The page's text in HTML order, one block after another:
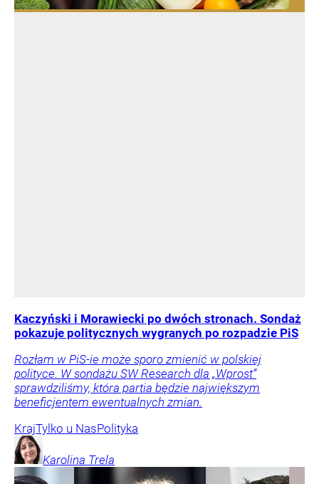
Kaczyński i Morawiecki po dwóch stronach. Sondaż
pokazuje politycznych wygranych po rozpadzie PiS
Rozłam w PiS-ie może sporo zmienić w polskiej
polityce. W sondażu SW Research dla „Wprost”
sprawdziliśmy, która partia będzie największym
beneficjentem ewentualnych zmian.
KrajTylko u NasPolityka
Karolina Trela